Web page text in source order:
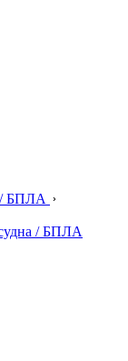
/ БПЛА
/ БПЛА